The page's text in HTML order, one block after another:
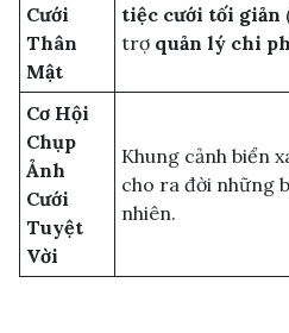
Cưới
Thân
Mật
tiệc cưới tối giản
trợ quản lý chi
Cơ Hội
Chụp
Ảnh
Cưới
Tuyệt
Vời
Khung cảnh biển
cho ra đời những
nhiên.